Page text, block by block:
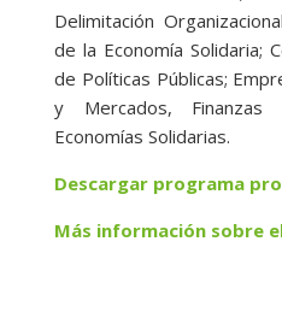
Delimitación
de la Economía Solidaria;
de Políticas Públicas;
y Mercados,
Economías Solidarias.
Descargar programa
Más información sobre